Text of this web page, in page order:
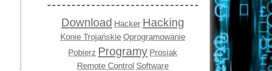
Download Hacker Hacking
Konie Trojańskie Oprogramowanie
Pobierz Programy Prosiak
Remote Control Software